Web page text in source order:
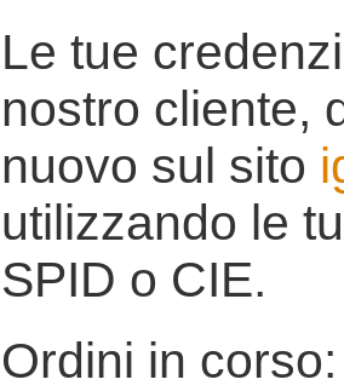
Le tue
nostro cliente,
nuovo sul sito
utilizzando le
SPID o CIE.
Ordini in